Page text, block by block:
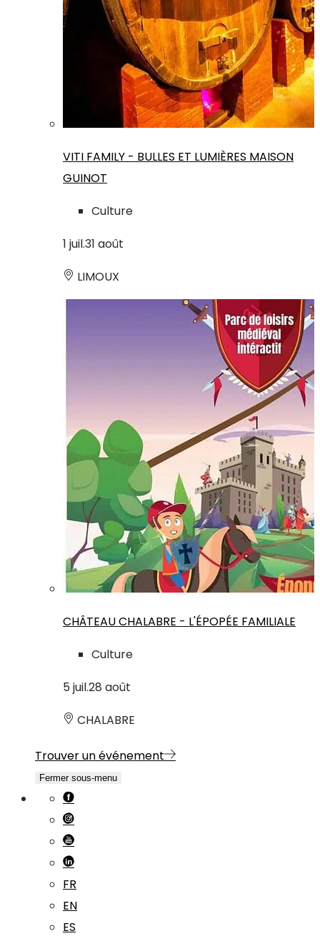
VITI FAMILY - BULLES ET LUMIÈRES MAISON
GUINOT
Culture
1 juil.31 août
LIMOUX
CHÂTEAU CHALABRE - L'ÉPOPÉE FAMILIALE
Culture
5 juil.28 août
CHALABRE
Trouver un événement
Fermer sous-menu
FR
EN
ES